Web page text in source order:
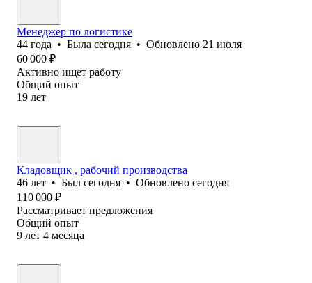
Менеджер по логистике
44 года • Была сегодня • Обновлено 21 июля
60 000 ₽
Активно ищет работу
Общий опыт
19 лет
Кладовщик , рабочий производства
46 лет • Был сегодня • Обновлено сегодня
110 000 ₽
Рассматривает предложения
Общий опыт
9 лет 4 месяца